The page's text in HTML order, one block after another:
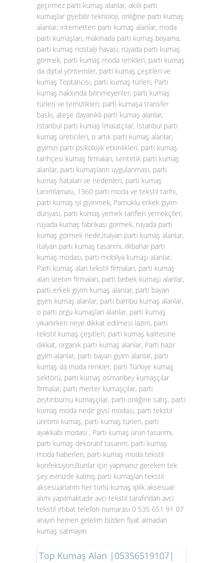
geçirmez parti kumaş alanlar, akıllı parti
kumaşlar giyebilir teknoloji, onliğine parti kumaş
alanlar, internetten parti kumaş alanlar, moda
parti kumaşları, makinada parti kumaş boyama,
parti kumaş nostalji havası, rüyada parti kumaş
görmek, parti kumaş moda renkleri, parti kumaş
da dijital yöntemler, parti kumaş çeşitleri ve
kumaş Toptancısı, parti kumaş türleri, Parti
kumaş hakkında bilinmeyenler, parti kumaş
türleri ve temizlikleri, parti kumaşa transfer
baskı, ateşe dayanıklı parti kumaş alanlar,
İstanbul parti kumaş İmalatçılar, İstanbul parti
kumaş üreticileri, o artık parti kumaş alanlar,
giyimin parti psikolojik etkinlikleri, parti kumaş
tarihçesi kumaş firmaları, sentetik parti kumaş
alanlar, parti kumaşların uygulanması, parti
kumaş hataları ve nedenleri, parti kumaş
tanımlaması, 1960 parti moda ve tekstil tarihi,
parti kumaş iyi giyinmek, Pamuklu erkek giyim
dünyası, parti kumaş yemek tarifleri yemekçiler,
rüyada kumaş fabrikası görmek, rüyada parti
kumaş görmek nedir,İtalyan parti kumaş alanlar,
İtalyan parti kumaş tasarımı, ilkbahar parti
kumaş modası, parti mobilya kumaşı alanlar,
Parti kumaş alan tekstil firmaları, parti kumaş
alan üretim firmaları, parti bebek kumaşı alanlar,
parti erkek giyim kumaş alanlar, parti bayan
giyim kumaş alanlar, parti bambu kumaş alanlar,
o parti örgü kumaşları alanlar, parti kumaş
yıkanırken neye dikkat edilmesi lazım, parti
tekstil kumaş çeşitleri, parti kumaş kalitesine
dikkat, organik parti kumaş alanlar, Parti hazır
giyim alanlar, parti bayan giyim alanlar, parti
kumaş da moda renkler, parti Türkiye kumaş
sektörü, parti kumaş osmanbey kumaşçılar
firmalar, parti merter kumaşçılar, parti
zeytinburnu kumaşçılar, parti onliğine satış, parti
kumaş moda nedir giysi modası, parti tekstil
üretimi kumaş, parti kumaş türleri, parti
ayakkabı modası , Parti kumaş ürün tasarımı,
parti kumaş dekoratif tasarım, parti kumaş
moda haberleri, parti kumaş moda tekstil
konfeksiyon,Bunlar için yapmanız gereken tek
şey evinizde kalmış parti kumaşları tekstil
aksesuarlarım her türlü kumaş iplik aksesuar
alımı yapılmaktadır avcı tekstil tarafından avcı
tekstil irtibat telefon numarası 0 535 651 91 07
arayın hemen gelelim bizden fiyat almadan
kumaş satmayın
Top Kumaş Alan |05356519107|